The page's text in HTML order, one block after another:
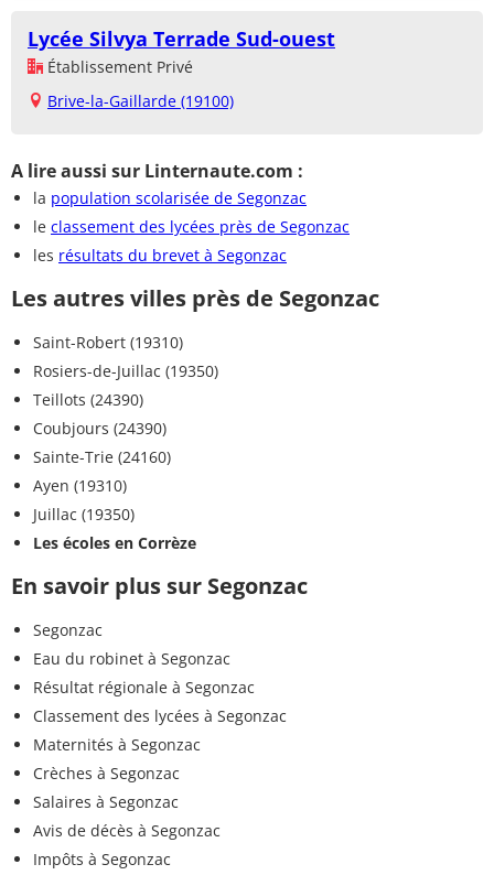
Lycée Silvya Terrade Sud-ouest
Établissement Privé
Brive-la-Gaillarde (19100)
A lire aussi sur Linternaute.com :
la population scolarisée de Segonzac
le classement des lycées près de Segonzac
les résultats du brevet à Segonzac
Les autres villes près de Segonzac
Saint-Robert (19310)
Rosiers-de-Juillac (19350)
Teillots (24390)
Coubjours (24390)
Sainte-Trie (24160)
Ayen (19310)
Juillac (19350)
Les écoles en Corrèze
En savoir plus sur Segonzac
Segonzac
Eau du robinet à Segonzac
Résultat régionale à Segonzac
Classement des lycées à Segonzac
Maternités à Segonzac
Crèches à Segonzac
Salaires à Segonzac
Avis de décès à Segonzac
Impôts à Segonzac